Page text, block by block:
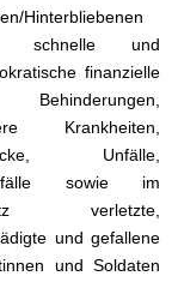
Hinterbliebenen
schnelle und
finanzielle
Behinderungen,
Krankheiten,
Unfälle,
sowie im
verletzte,
und gefallene
und Soldaten